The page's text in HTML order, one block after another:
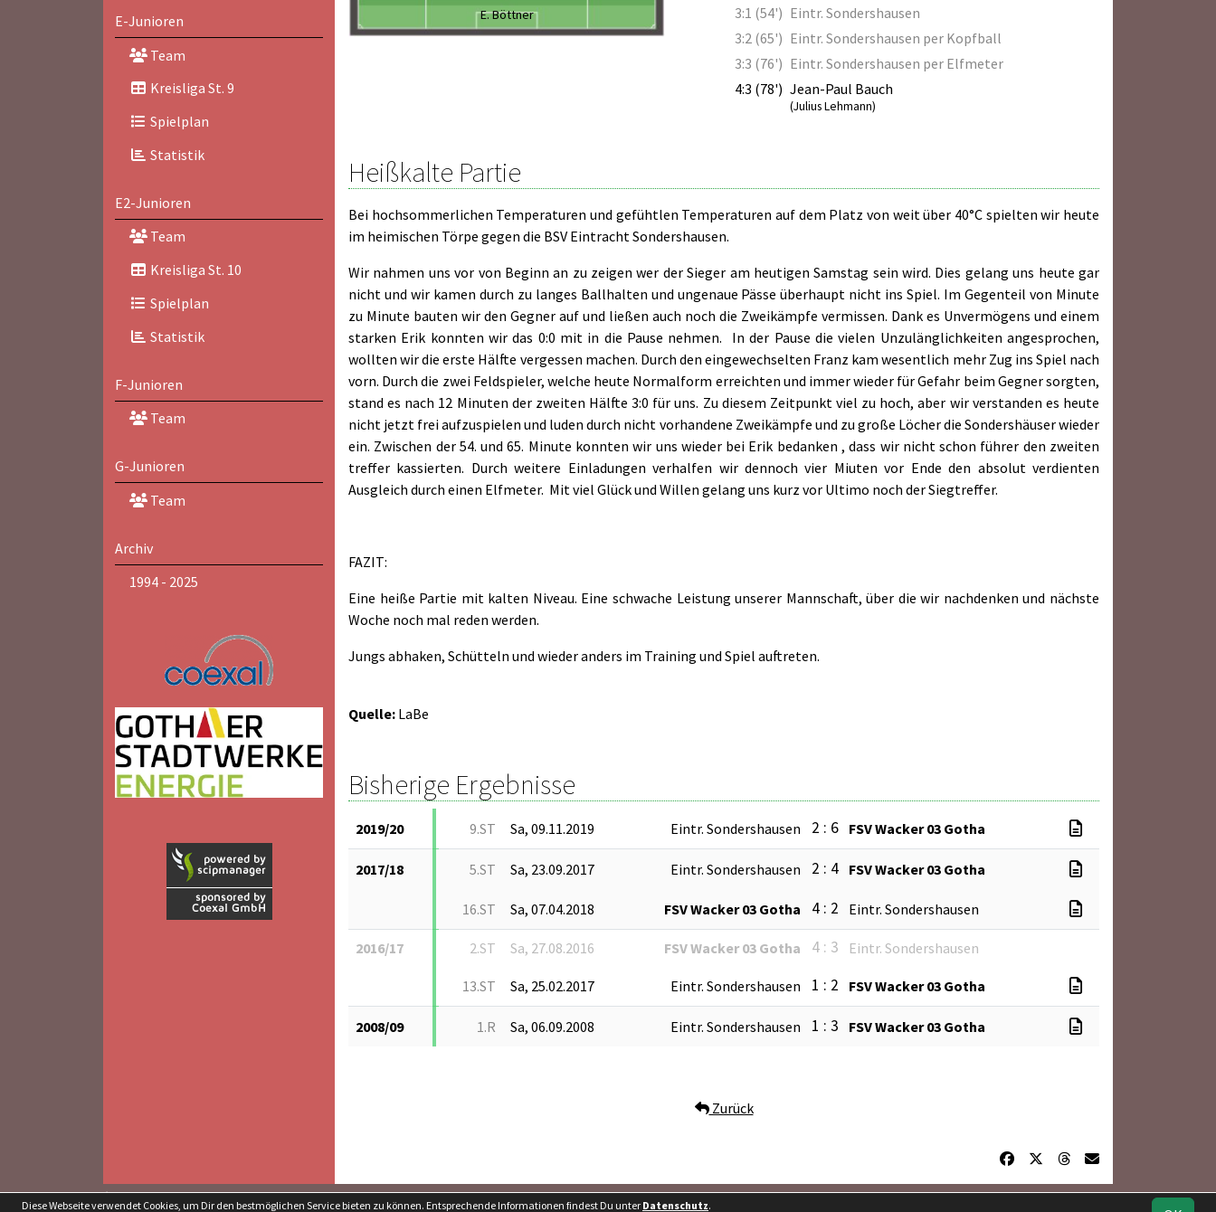
E-Junioren
Team
Kreisliga St. 9
Spielplan
Statistik
E2-Junioren
Team
Kreisliga St. 10
Spielplan
Statistik
F-Junioren
Team
G-Junioren
Team
Archiv
1994 - 2025
E. Böttner 3:1 (54') Eintr. Sondershausen
3:2 (65') Eintr. Sondershausen per Kopfball
3:3 (76') Eintr. Sondershausen per Elfmeter
4:3 (78') Jean-Paul Bauch
(Julius Lehmann)
Heißkalte Partie
Bei hochsommerlichen Temperaturen und gefühtlen Temperaturen auf dem Platz von weit über 40°C spielten wir heute
im heimischen Törpe gegen die BSV Eintracht Sondershausen.
Wir nahmen uns vor von Beginn an zu zeigen wer der Sieger am heutigen Samstag sein wird. Dies gelang uns heute gar
nicht und wir kamen durch zu langes Ballhalten und ungenaue Pässe überhaupt nicht ins Spiel. Im Gegenteil von Minute
zu Minute bauten wir den Gegner auf und ließen auch noch die Zweikämpfe vermissen. Dank es Unvermögens und einem
starken Erik konnten wir das 0:0 mit in die Pause nehmen. In der Pause die vielen Unzulänglichkeiten angesprochen,
wollten wir die erste Hälfte vergessen machen. Durch den eingewechselten Franz kam wesentlich mehr Zug ins Spiel nach
vorn. Durch die zwei Feldspieler, welche heute Normalform erreichten und immer wieder für Gefahr beim Gegner sorgten,
stand es nach 12 Minuten der zweiten Hälfte 3:0 für uns. Zu diesem Zeitpunkt viel zu hoch, aber wir verstanden es heute
nicht jetzt frei aufzuspielen und luden durch nicht vorhandene Zweikämpfe und zu große Löcher die Sondershäuser wieder
ein. Zwischen der 54. und 65. Minute konnten wir uns wieder bei Erik bedanken , dass wir nicht schon führer den zweiten
treffer kassierten. Durch weitere Einladungen verhalfen wir dennoch vier Miuten vor Ende den absolut verdienten
Ausgleich durch einen Elfmeter. Mit viel Glück und Willen gelang uns kurz vor Ultimo noch der Siegtreffer.
FAZIT:
Eine heiße Partie mit kalten Niveau. Eine schwache Leistung unserer Mannschaft, über die wir nachdenken und nächste
Woche noch mal reden werden.
Jungs abhaken, Schütteln und wieder anders im Training und Spiel auftreten.
Quelle: LaBe
Bisherige Ergebnisse
2019/20 9.ST Sa, 09.11.2019 Eintr. Sondershausen 2 : 6 FSV Wacker 03 Gotha
2017/18 5.ST Sa, 23.09.2017 Eintr. Sondershausen 2 : 4 FSV Wacker 03 Gotha
16.ST Sa, 07.04.2018 FSV Wacker 03 Gotha 4 : 2 Eintr. Sondershausen
2016/17 2.ST Sa, 27.08.2016 FSV Wacker 03 Gotha 4 : 3 Eintr. Sondershausen
13.ST Sa, 25.02.2017 Eintr. Sondershausen 1 : 2 FSV Wacker 03 Gotha
2008/09 1.R Sa, 06.09.2008 Eintr. Sondershausen 1 : 3 FSV Wacker 03 Gotha
Zurück
soccero.de Besucherstatistik
Diese Webseite verwendet Cookies, um Dir den bestmöglichen Service bieten zu können. Entsprechende Informationen findest Du unter Datenschutz.